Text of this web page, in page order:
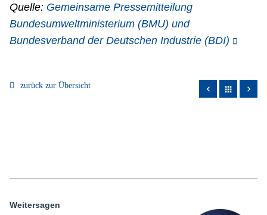
Quelle: Gemeinsame Pressemitteilung
Bundesumweltministerium (BMU) und
Bundesverband der Deutschen Industrie (BDI)
zurück zur Übersicht apps
Weitersagen